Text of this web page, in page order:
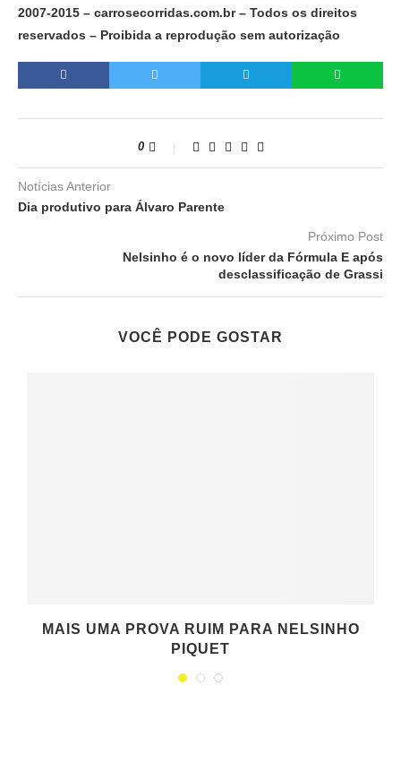
2007-2015 – carrosecorridas.com.br – Todos os direitos
reservados – Proibida a reprodução sem autorização
0
Notícias Anterior
Dia produtivo para Álvaro Parente
Próximo Post
Nelsinho é o novo líder da Fórmula E após
desclassificação de Grassi
VOCÊ PODE GOSTAR
MAIS UMA PROVA RUIM PARA NELSINHO
PIQUET